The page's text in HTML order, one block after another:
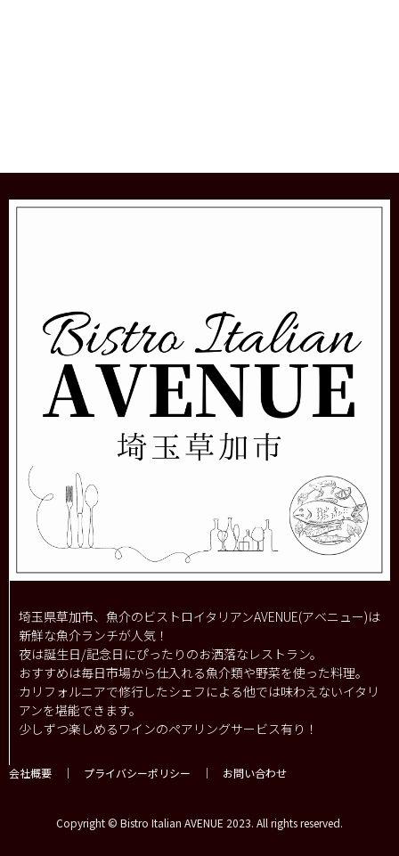
埼玉県草加市、魚介のビストロイタリアンAVENUE(アベニュー)は
新鮮な魚介ランチが人気！
夜は誕生日/記念日にぴったりのお洒落なレストラン。
おすすめは毎日市場から仕入れる魚介類や野菜を使った料理。
カリフォルニアで修行したシェフによる他では味わえないイタリ
アンを堪能できます。
少しずつ楽しめるワインのペアリングサービス有り！
会社概要 ｜ プライバシーポリシー ｜ お問い合わせ
Copyright © Bistro Italian AVENUE 2023. All rights reserved.